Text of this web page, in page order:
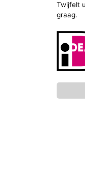
Twijfelt
graag.